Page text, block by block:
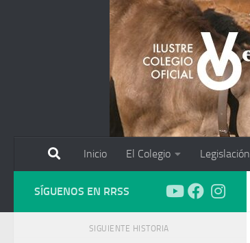
Inicio El Colegio Legislación
SÍGUENOS EN RRSS
SIGUIENTE HISTORIA